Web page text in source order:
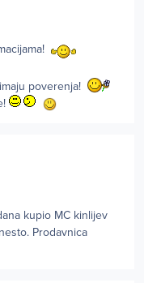
poverenja!
kupio MC kinlijev
Prodavnica